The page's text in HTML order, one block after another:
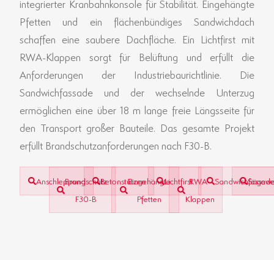
integrierter Kranbahnkonsole für Stabilität. Eingehängte
Pfetten und ein flächenbündiges Sandwichdach
schaffen eine saubere Dachfläche. Ein Lichtfirst mit
RWA-Klappen sorgt für Belüftung und erfüllt die
Anforderungen der Industriebaurichtlinie. Die
Sandwichfassade und der wechselnde Unterzug
ermöglichen eine über 18 m lange freie Längsseite für
den Transport großer Bauteile. Das gesamte Projekt
erfüllt Brandschutzanforderungen nach F30-B.
AnschleppungBrandschutz
F30-B
BetonstützenEingehängte
Pfetten
LichtfirstRWA-
Klappen
Sandwichfassade